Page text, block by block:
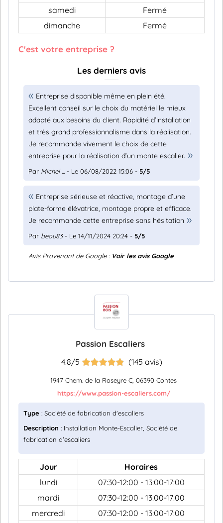
samedi
Fermé
dimanche
Fermé
C'est votre entreprise ?
Les derniers avis
Entreprise disponible même en plein été.
Excellent conseil sur le choix du matériel le mieux
adapté aux besoins du client. Rapidité d’installation
et très grand professionnalisme dans la réalisation.
Je recommande vivement le choix de cette
entreprise pour la réalisation d’un monte escalier.
Par Michel ... - Le 06/08/2022 15:06 - 5/5
Entreprise sérieuse et réactive, montage d’une
plate-forme élévatrice, montage propre et efficace.
Je recommande cette entreprise sans hésitation
Par beou83- Le 14/11/2024 20:24 - 5/5
Avis Provenant de Google : Voir les avis Google
Passion Escaliers
4.8/5 (145 avis)
1947 Chem. de la Roseyre C, 06390 Contes
https://www.passion-escaliers.com/
Type : Société de fabrication d'escaliers
Description : Installation Monte-Escalier, Société de
fabrication d'escaliers
Jour
Horaires
lundi
07:30-12:00 - 13:00-17:00
mardi
07:30-12:00 - 13:00-17:00
mercredi
07:30-12:00 - 13:00-17:00